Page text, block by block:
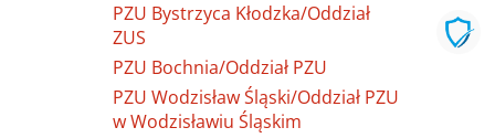
PZU Bystrzyca Kłodzka/Oddział
ZUS
PZU Bochnia/Oddział PZU
PZU Wodzisław Śląski/Oddział PZU
w Wodzisławiu Śląskim